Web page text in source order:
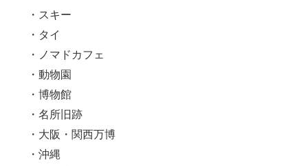
スキー
タイ
ノマドカフェ
動物園
博物館
名所旧跡
大阪・関西万博
沖縄